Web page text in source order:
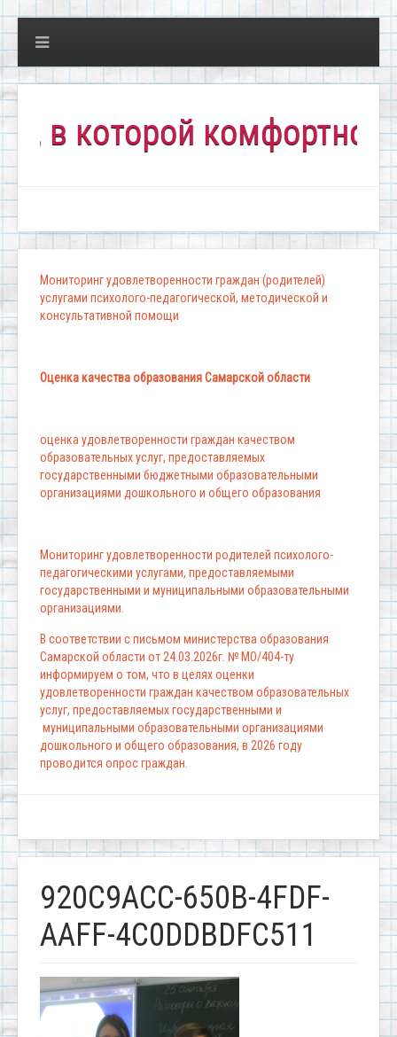
комфортно
Мониторинг удовлетворенности граждан (родителей)
услугами психолого-педагогической, методической и
консультативной помощи
Оценка качества образования Самарской области
оценка удовлетворенности граждан качеством
образовательных услуг, предоставляемых
государственными бюджетными образовательными
организациями дошкольного и общего образования
Мониторинг удовлетворенности родителей психолого-
педагогическими услугами, предоставляемыми
государственными и муниципальными образовательными
организациями.
В соответствии с письмом министерства образования
Самарской области от 24.03.2026г. № МО/404-ту
информируем о том, что в целях оценки
удовлетворенности граждан качеством образовательных
услуг, предоставляемых государственными и
муниципальными образовательными организациями
дошкольного и общего образования, в 2026 году
проводится опрос граждан.
920C9ACC-650B-4FDF-
AAFF-4C0DDBDFC511